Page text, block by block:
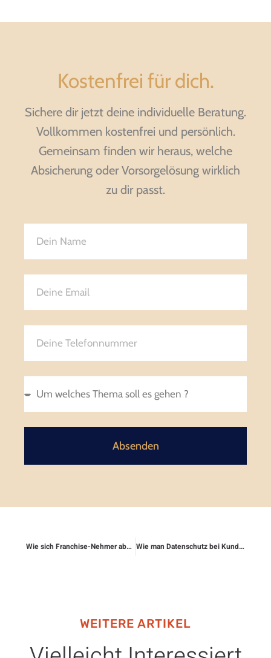
Kostenfrei für dich.
Sichere dir jetzt deine individuelle Beratung.
Vollkommen kostenfrei und persönlich.
Gemeinsam finden wir heraus, welche
Absicherung oder Vorsorgelösung wirklich
zu dir passt.
Absenden
Wie sich Franchise-Nehmer absichern Wie man Datenschutz bei Kunden rechtlich absichert
WEITERE ARTIKEL